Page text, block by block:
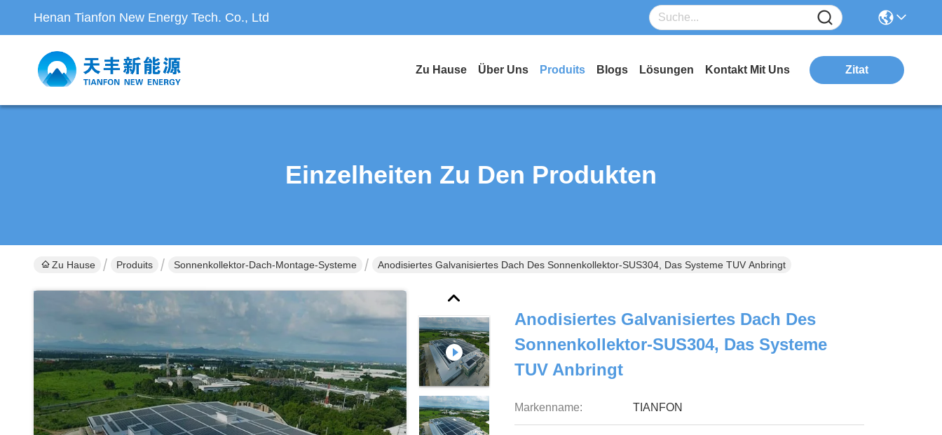
Henan Tianfon New Energy Tech. Co., Ltd
Zu Hause Über Uns Produits Blogs Lösungen Kontakt Mit Uns Zitat
Einzelheiten Zu Den Produkten
Zu Hause Produits Sonnenkollektor-Dach-Montage-Systeme Anodisiertes Galvanisiertes Dach Des Sonnenkollektor-SUS304, Das Systeme TUV Anbringt
Anodisiertes Galvanisiertes Dach Des
Sonnenkollektor-SUS304, Das Systeme
TUV Anbringt
Markenname: TIANFON